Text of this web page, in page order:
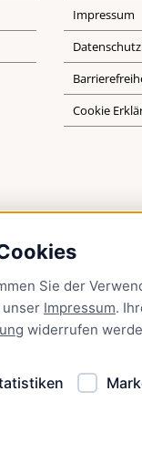
Sie der
unser Impressum.
widerrufen
Impressum
Cookie